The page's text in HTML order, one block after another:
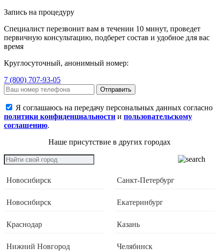
Запись на процедуру
Специалист перезвонит вам в течении 10 минут, проведет
первичную консультацию, подберет состав и удобное для вас
время
Круглосуточный, анонимный номер:
7 (800) 707-93-05
Отправить
Я соглашаюсь на передачу персональных данных согласно
политики конфиденциальности и пользовательскому
соглашению.
Наше присутствие в других городах
Новосибирск Санкт-Петербург
Новосибирск Екатеринбург
Краснодар Казань
Нижний Новгород Челябинск